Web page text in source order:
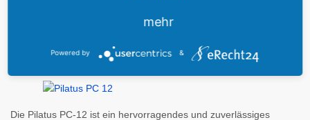
Beschreibung:
Die Pilatus PC-12 ist ein hervorragendes und zuverlässiges
mehr
Powered by &